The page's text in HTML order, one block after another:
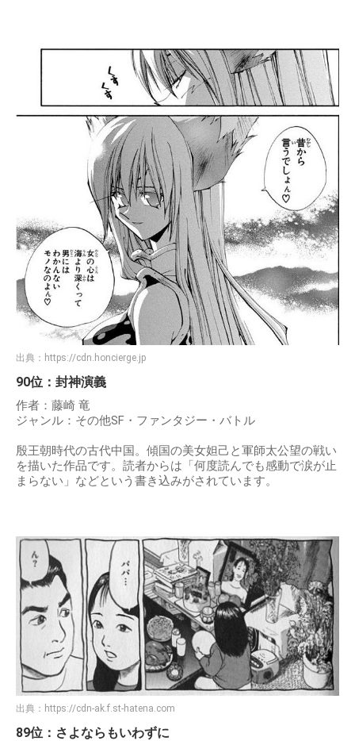
出典： https://cdn.honcierge.jp
90位：封神演義
作者：藤崎 竜
ジャンル：その他SF・ファンタジー・バトル
殷王朝時代の古代中国。傾国の美女妲己と軍師太公望の戦い
を描いた作品です。読者からは「何度読んでも感動で涙が止
まらない」などという書き込みがされています。
出典： https://cdn-ak.f.st-hatena.com
89位：さよならもいわずに